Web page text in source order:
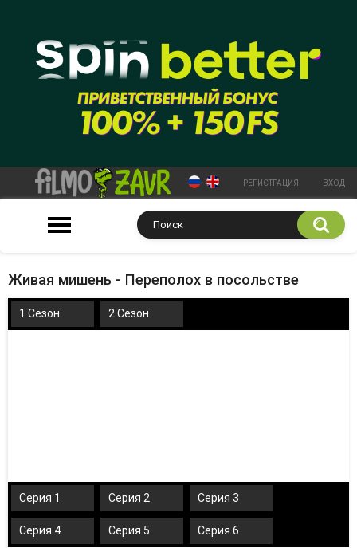
РЕГИСТРАЦИЯ ВХОД
Живая мишень - Переполох в посольстве
1 Сезон 2 Сезон
Серия 1 Серия 2 Серия 3
Серия 4 Серия 5 Серия 6